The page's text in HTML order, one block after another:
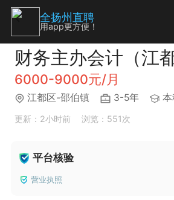
财务主办会计（江
6000-9000元/月
江都区-邵伯镇 3-5年
更新：2小时前 浏览：551次
平台核验
营业执照
全扬州直聘
用app更方便！